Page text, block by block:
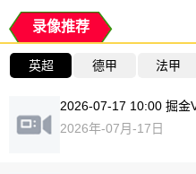
录像推荐
英超 德甲 法甲
2026-07-17 10:00 掘金
2026年-07月-17日